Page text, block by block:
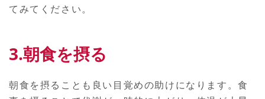
てみてください。
3.朝食を摂る
朝食を摂ることも良い目覚めの助けになります。食